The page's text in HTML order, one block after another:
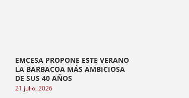
EMCESA PROPONE ESTE VERANO
LA BARBACOA MÁS AMBICIOSA
DE SUS 40 AÑOS
21 julio, 2026